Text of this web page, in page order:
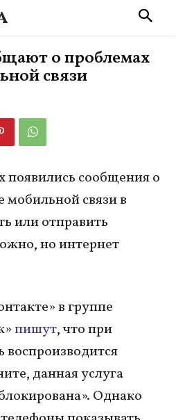
о проблемах
связи
появились сообщения о
мобильной связи в
или отправить
но интернет
в группе
пишут, что при
воспроизводится
данная услуга
Однако